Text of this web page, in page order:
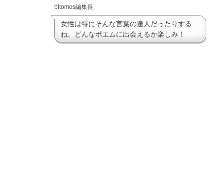
bitomos編集長
女性は特にそんな言葉の達人だったりする
ね。どんなポエムに出会えるか楽しみ！